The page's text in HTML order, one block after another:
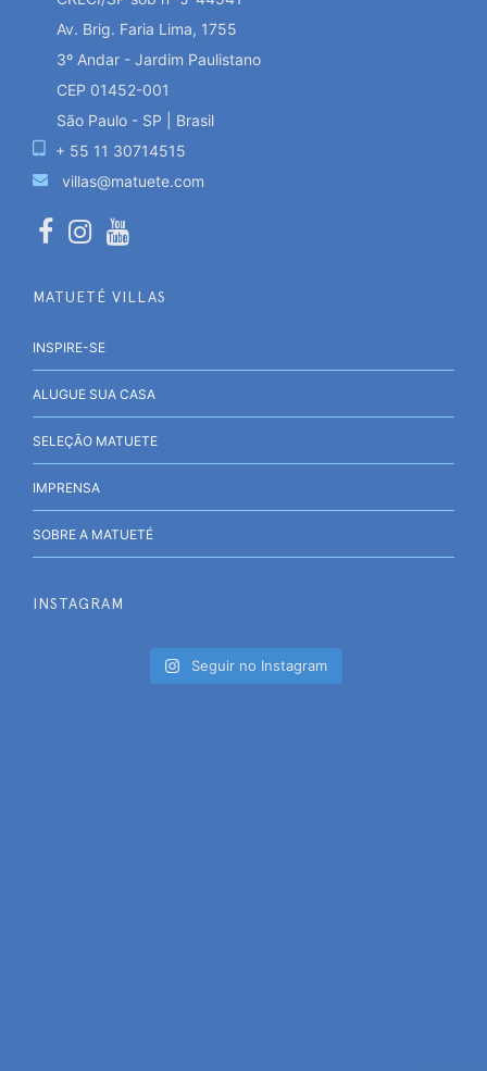
Av. Brig. Faria Lima, 1755
3º Andar - Jardim Paulistano
CEP 01452-001
São Paulo - SP | Brasil
+ 55 11 30714515
villas@matuete.com
MATUETÉ VILLAS
INSPIRE-SE
ALUGUE SUA CASA
SELEÇÃO MATUETE
IMPRENSA
SOBRE A MATUETÉ
INSTAGRAM
Seguir no Instagram